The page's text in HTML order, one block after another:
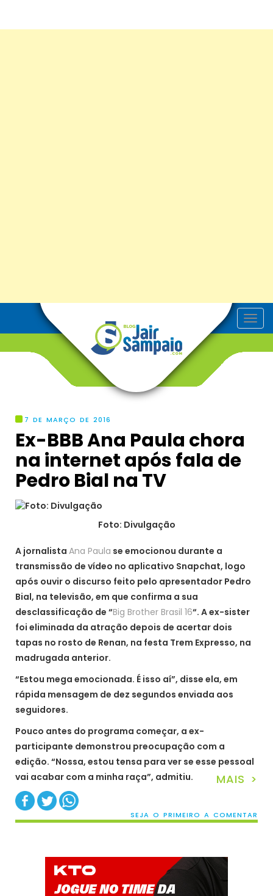
T
o
7 DE MARÇO DE 2016
Ex-BBB Ana Paula chora
na internet após fala de
Pedro Bial na TV
Foto: Divulgação
A jornalista Ana Paula se emocionou durante a
transmissão de vídeo no aplicativo Snapchat, logo
após ouvir o discurso feito pelo apresentador Pedro
Bial, na televisão, em que confirma a sua
desclassificação de “Big Brother Brasil 16“. A ex-sister
foi eliminada da atração depois de acertar dois
tapas no rosto de Renan, na festa Trem Expresso, na
madrugada anterior.
“Estou mega emocionada. É isso aí”, disse ela, em
rápida mensagem de dez segundos enviada aos
seguidores.
Pouco antes do programa começar, a ex-
participante demonstrou preocupação com a
edição. “Nossa, estou tensa para ver se esse pessoal
vai acabar com a minha raça”, admitiu.
MAIS >
SEJA O PRIMEIRO A COMENTAR